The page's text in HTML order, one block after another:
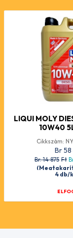
LIQUI MOLY
10W40
Cikkszám:
Br 58
Br. 14 875 Ft
4 db/